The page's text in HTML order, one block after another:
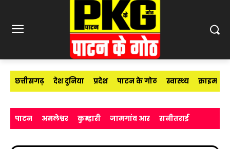
छत्तीसगढ़ देश दुनिया प्रदेश पाटन के गोठ स्वास्थ्य क्राइम
पाटन अमलेश्वर कुम्हारी जामगांव आर रानीतराई